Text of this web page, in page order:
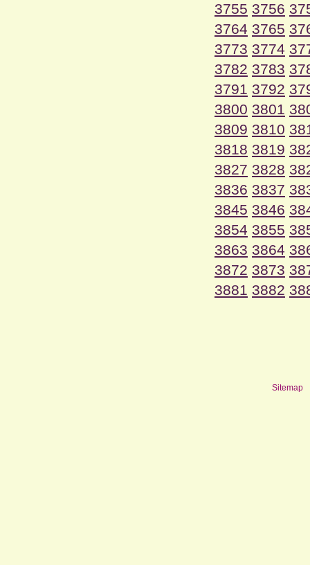
3755 3756
3764 3765
3773 3774
3782 3783
3791 3792
3800 3801
3809 3810
3818 3819
3827 3828
3836 3837
3845 3846
3854 3855
3863 3864
3872 3873
3881 3882
Sitemap